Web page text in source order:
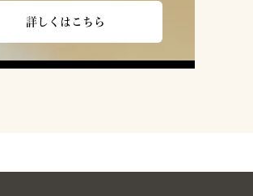
詳しくはこちら